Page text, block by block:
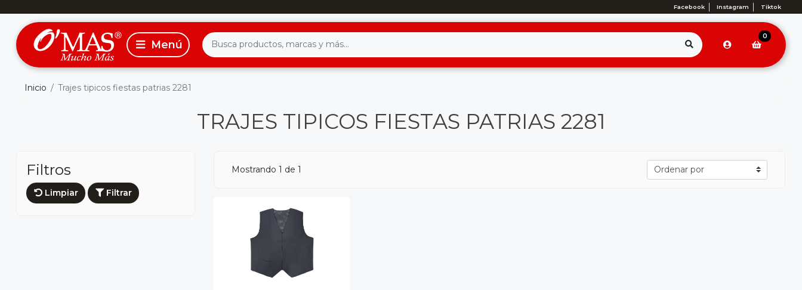
Facebook Instagram Tiktok
0
Inicio Trajes tipicos fiestas patrias 2281
TRAJES TIPICOS FIESTAS PATRIAS 2281
Filtros
Limpiar Filtrar
Mostrando 1 de 1